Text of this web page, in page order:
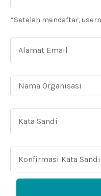
*Setelah mendaftar,